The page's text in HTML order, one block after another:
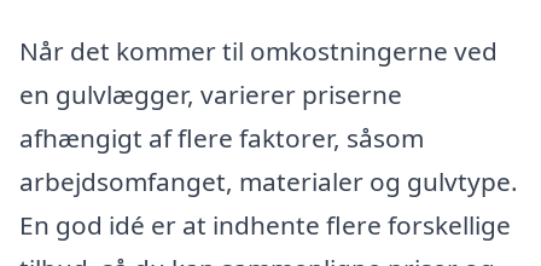
Når det kommer til omkostningerne ved
en gulvlægger, varierer priserne
afhængigt af flere faktorer, såsom
arbejdsomfanget, materialer og gulvtype.
En god idé er at indhente flere forskellige